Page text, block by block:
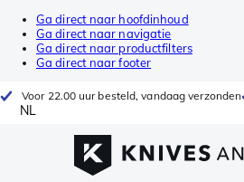
Ga direct naar hoofdinhoud
Ga direct naar navigatie
Ga direct naar productfilters
Ga direct naar footer
Voor 22.00 uur besteld, vandaag verzonden
NL